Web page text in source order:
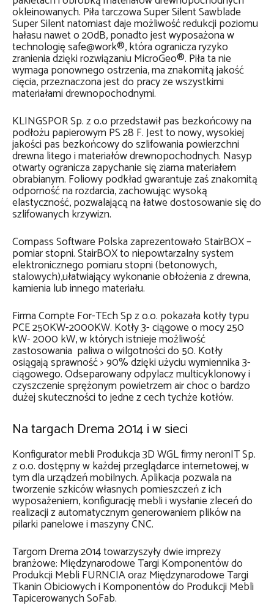
okleinowanych. Piła tarczowa Super Silent Sawblade
Super Silent natomiast daje możliwość redukcji poziomu
hałasu nawet o 20dB, ponadto jest wyposażona w
technologię safe@work®, która ogranicza ryzyko
zranienia dzięki rozwiązaniu MicroGeo®. Piła ta nie
wymaga ponownego ostrzenia, ma znakomitą jakość
cięcia, przeznaczona jest do pracy ze wszystkimi
materiałami drewnopochodnymi.
KLINGSPOR Sp. z o.o przedstawił pas bezkońcowy na
podłożu papierowym PS 28 F. Jest to nowy, wysokiej
jakości pas bezkońcowy do szlifowania powierzchni
drewna litego i materiałów drewnopochodnych. Nasyp
otwarty ogranicza zapychanie się ziarna materiałem
obrabianym. Foliowy podkład gwarantuje zaś znakomitą
odporność na rozdarcia, zachowując wysoką
elastyczność, pozwalającą na łatwe dostosowanie się do
szlifowanych krzywizn.
Compass Software Polska zaprezentowało StairBOX –
pomiar stopni. StairBOX to niepowtarzalny system
elektronicznego pomiaru stopni (betonowych,
stalowych),ułatwiający wykonanie obłożenia z drewna,
kamienia lub innego materiału.
Firma Compte For-TEch Sp z o.o. pokazała kotły typu
PCE 250KW-2000KW. Kotły 3- ciągowe o mocy 250
kW- 2000 kW, w których istnieje możliwość
zastosowania paliwa o wilgotności do 50. Kotły
osiągają sprawność > 90% dzięki użyciu wymiennika 3-
ciągowego. Odseparowany odpylacz multicyklonowy i
czyszczenie sprężonym powietrzem air choc o bardzo
dużej skuteczności to jedne z cech tychże kotłów.
Na targach Drema 2014 i w sieci
Konfigurator mebli Produkcja 3D WGL firmy neronIT Sp.
z o.o. dostępny w każdej przeglądarce internetowej, w
tym dla urządzeń mobilnych. Aplikacja pozwala na
tworzenie szkiców własnych pomieszczeń z ich
wyposażeniem, konfigurację mebli i wysłanie zleceń do
realizacji z automatycznym generowaniem plików na
pilarki panelowe i maszyny CNC.
Targom Drema 2014 towarzyszyły dwie imprezy
branżowe: Międzynarodowe Targi Komponentów do
Produkcji Mebli FURNCIA oraz Międzynarodowe Targi
Tkanin Obiciowych i Komponentów do Produkcji Mebli
Tapicerowanych SoFab.